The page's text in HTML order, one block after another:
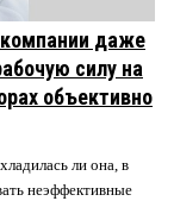
даже
силу на
объективно
ли она, в
неэффективные